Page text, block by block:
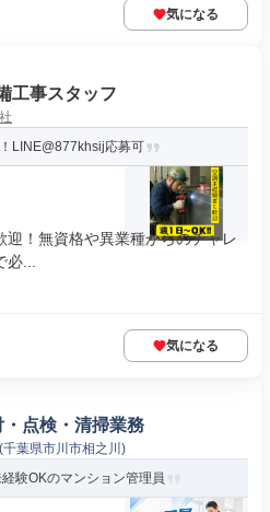
気になる
工事スタッフ
LINE@877khsij応募可
迎！無資格や異業種からのチャレ
...
気になる
点検・清掃業務
葉県市川市相之川)
験OKのマンション管理員